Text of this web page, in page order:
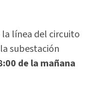
línea del circuito
subestación
de la mañana